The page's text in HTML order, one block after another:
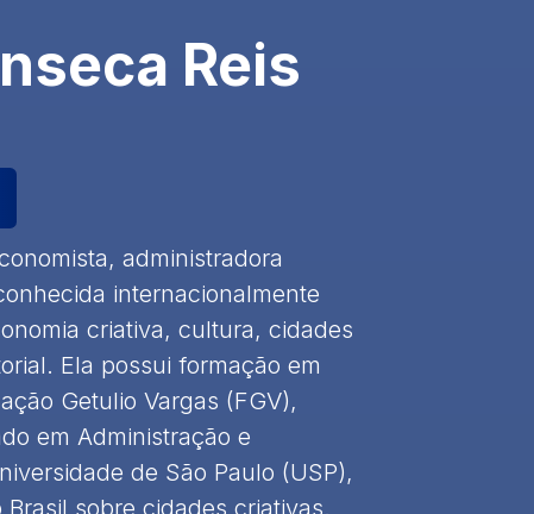
Reis
administradora
internacionalmente
criativa, cultura, cidades
Ela possui formação em
Getulio Vargas (FGV),
em Administração e
de São Paulo (USP),
sobre cidades criativas.